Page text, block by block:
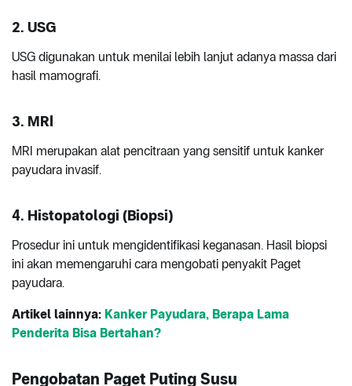
2. USG
USG digunakan untuk menilai lebih lanjut adanya massa dari
hasil mamografi.
3. MRI
MRI merupakan alat pencitraan yang sensitif untuk kanker
payudara invasif.
4. Histopatologi (Biopsi)
Prosedur ini untuk mengidentifikasi keganasan. Hasil biopsi
ini akan memengaruhi cara mengobati penyakit Paget
payudara.
Artikel lainnya: Kanker Payudara, Berapa Lama
Penderita Bisa Bertahan?
Pengobatan Paget Puting Susu